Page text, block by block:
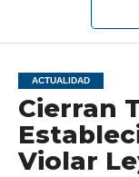
ACTUALIDAD
Cierran
Violar